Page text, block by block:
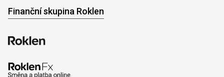
Finanční skupina Roklen